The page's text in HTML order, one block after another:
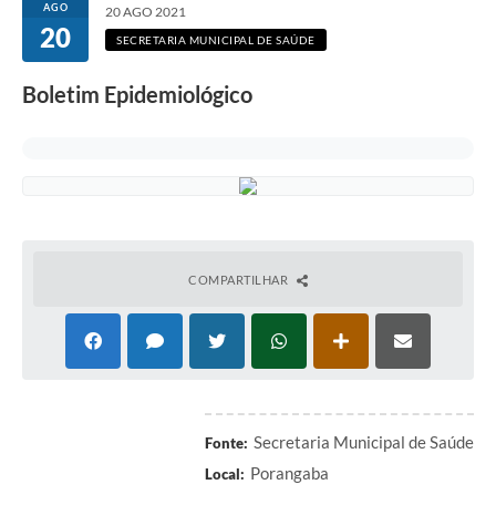
AGO
20
20 AGO 2021
SECRETARIA MUNICIPAL DE SAÚDE
Boletim Epidemiológico
COMPARTILHAR
Fonte: Secretaria Municipal de Saúde
Local: Porangaba